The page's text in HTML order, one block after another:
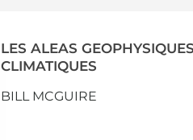
LES ALEAS
CLIMATIQUES
BILL MCGUIRE